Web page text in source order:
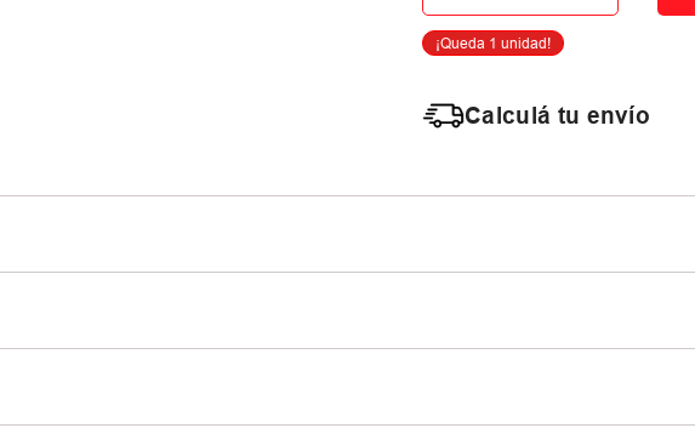
Calculá tu envío